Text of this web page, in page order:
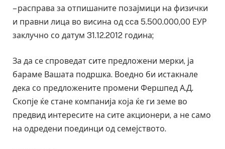
– расправа за отпишаните позајмици на физички
и правни лица во висина од cca 5.500.000,00 ЕУР
заклучно со датум 31.12.2012 година;
За да се спроведат сите предложени мерки, ја
бараме Вашата подршка. Воедно би истакнале
дека со предложените промени Фершпед А.Д.
Скопје ќе стане компанија која ќе ги земе во
предвид интересите на сите акционери, а не само
на одредени поединци од семејството.